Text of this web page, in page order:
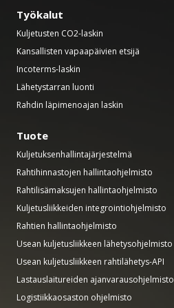
Työkalut
Kuljetusten CO2-laskin
Kansallisten vapaapäivien etsijä
Incoterms-laskin
Lähetystarran luonti
Rahdin läpimenoajan laskin
Tuote
Kuljetuksenhallintajärjestelmä
Rahtihinnastojen hallintaohjelmisto
Rahtilisämaksujen hallintaohjelmisto
Kuljetusliikkeiden integrointiohjelmisto
Rahtien hallintaohjelmisto
Usean kuljetusliikkeen lähetysohjelmisto
Usean kuljetusliikkeen rahtilähetys-API
Lastauslaitureiden ajanvarausohjelmisto
Logistiikkaosaston ohjelmisto